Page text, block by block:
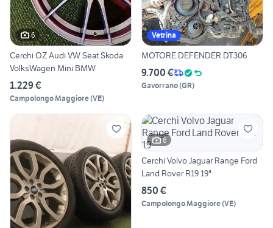
6
Cerchi OZ Audi VW Seat Skoda
VolksWagen Mini BMW
1.229 €
Campolongo Maggiore(VE)
Vetrina
MOTORE DEFENDER DT306
9.700 €
Gavorrano(GR)
6
Cerchi Volvo Jaguar Range Ford
Land Rover R19 19"
850 €
Campolongo Maggiore(VE)